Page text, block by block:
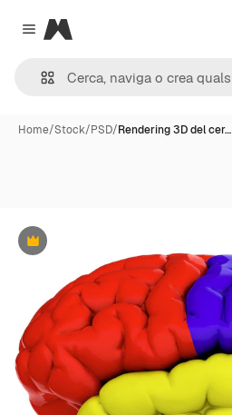
Close menu
Magnific
Home/Stock/PSD/Rendering 3D del cer…
Premium